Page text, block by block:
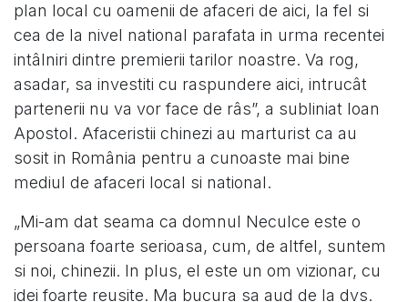
plan local cu oamenii de afaceri de aici, la fel si
cea de la nivel national parafata in urma recentei
intâlniri dintre premierii tarilor noastre. Va rog,
asadar, sa investiti cu raspundere aici, intrucât
partenerii nu va vor face de râs”, a subliniat Ioan
Apostol. Afaceristii chinezi au marturist ca au
sosit in România pentru a cunoaste mai bine
mediul de afaceri local si national.
„Mi-am dat seama ca domnul Neculce este o
persoana foarte serioasa, cum, de altfel, suntem
si noi, chinezii. In plus, el este un om vizionar, cu
idei foarte reusite. Ma bucura sa aud de la dvs.